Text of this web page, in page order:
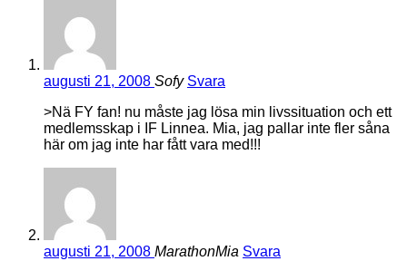
augusti 21, 2008 Sofy Svara
>Nä FY fan! nu måste jag lösa min livssituation och ett
medlemsskap i IF Linnea. Mia, jag pallar inte fler såna
här om jag inte har fått vara med!!!
augusti 21, 2008 MarathonMia Svara